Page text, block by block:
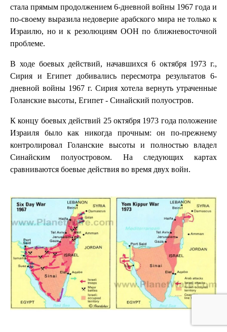
стала прямым продолжением 6-дневной войны 1967 года и
по-своему выразила недоверие арабского мира не только к
Израилю, но и к резолюциям ООН по ближневосточной
проблеме.
В ходе боевых действий, начавшихся 6 октября 1973 г.,
Сирия и Египет добивались пересмотра результатов 6-
дневной войны 1967 г. Сирия хотела вернуть утраченные
Голанские высоты, Египет - Синайский полуостров.
К концу боевых действий 25 октября 1973 года положение
Израиля было как никогда прочным: он по-прежнему
контролировал Голанские высоты и полностью владел
Синайским полуостровом. На следующих картах
сравниваются боевые действия во время двух войн.